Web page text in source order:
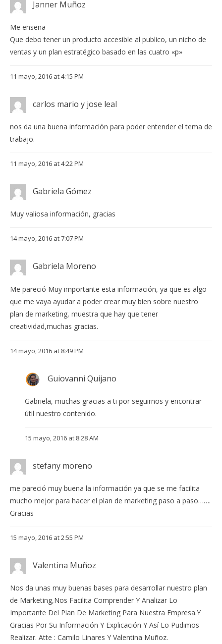
Janner Muñoz
Me enseña
Que debo tener un producto accesible al publico, un nicho de
ventas y un plan estratégico basado en las cuatro «p»
11 mayo, 2016 at 4:15 PM
carlos mario y jose leal
nos da una buena información para poder entender el tema de
trabajo.
11 mayo, 2016 at 4:22 PM
Gabriela Gómez
Muy valiosa información, gracias
14 mayo, 2016 at 7:07 PM
Gabriela Moreno
Me pareció Muy importante esta información, ya que es algo
que me vaya ayudar a poder crear muy bien sobre nuestro
plan de marketing, muestra que hay que tener
creatividad,muchas gracias.
14 mayo, 2016 at 8:49 PM
Guiovanni Quijano
Gabriela, muchas gracias a ti por seguirnos y encontrar
útil nuestro contenido.
15 mayo, 2016 at 8:28 AM
stefany moreno
me pareció muy buena la información ya que se me facilita
mucho mejor para hacer el plan de marketing paso a paso…….
Gracias
15 mayo, 2016 at 2:55 PM
Valentina Muñoz
Nos da unas muy buenas bases para desarrollar nuestro plan
de Marketing,Nos Facilita Comprender Y Analizar Lo
Importante Del Plan De Marketing Para Nuestra Empresa.Y
Gracias Por Su Información Y Explicación Y Así Lo Pudimos
Realizar. Atte : Camilo Linares Y Valentina Muñoz.